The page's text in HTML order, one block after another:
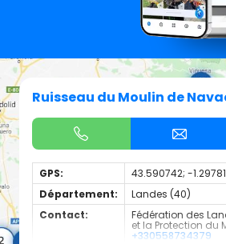
Ruisseau du Moulin de
GPS:
43.590742; -1.29781
Département:
Landes (40)
Contact:
Fédération des
et la Protection du
+330558734379